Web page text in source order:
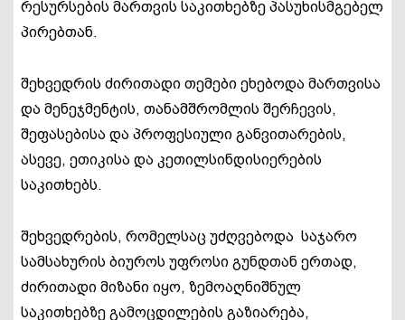
რესურსების მართვის საკითხებზე პასუხისმგებელ
პირებთან.
შეხვედრის ძირითადი თემები ეხებოდა მართვისა
და მენეჯმენტის, თანამშრომლის შერჩევის,
შეფასებისა და პროფესიული განვითარების,
ასევე, ეთიკისა და კეთილსინდისიერების
საკითხებს.
შეხვედრების, რომელსაც უძღვებოდა საჯარო
სამსახურის ბიუროს უფროსი გუნდთან ერთად,
ძირითადი მიზანი იყო, ზემოაღნიშნულ
საკითხებზე გამოცდილების გაზიარება,